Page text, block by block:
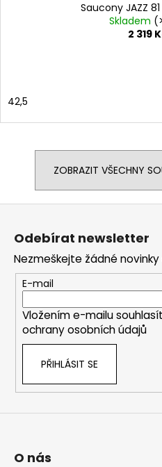
Saucony JAZZ
Skladem
2 319
42,5
ZOBRAZIT VŠECHNY
Odebírat newsletter
Nezmeškejte žádné
E-mail
Vložením e-mailu
ochrany osobních údajů
PŘIHLÁSIT SE
O nás